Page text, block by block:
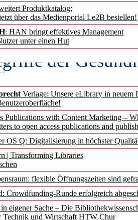
Produktkatalog:
über das Medienportal Le2B bestellen!
: HAN bringt effektives Management
unter einen Hut
Verlage: Unsere eLibrary in neuem
Publications with Content Marketing –
to open access publications and
OS Q: Digitalisierung in höchster
| Transforming Libraries
flexible Öffnungszeiten sind
Crowdfunding-Runde erfolgreich
eigener Sache – Die
Technik und Wirtschaft HTW Chur
Intelligenz
verstehen
der
erscheinen